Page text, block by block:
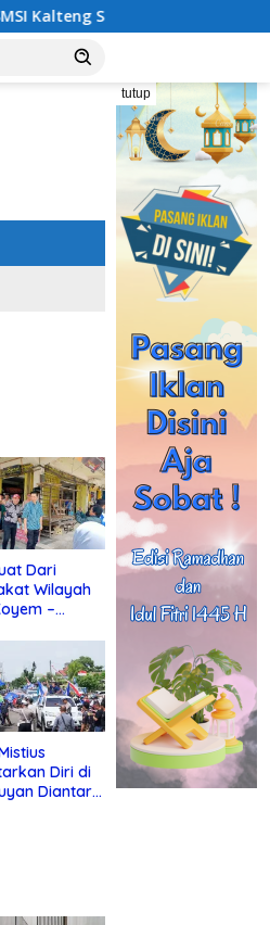
Publik Soal Peran
tutup
Dari
Wilayah
–
Diri di
Diantar